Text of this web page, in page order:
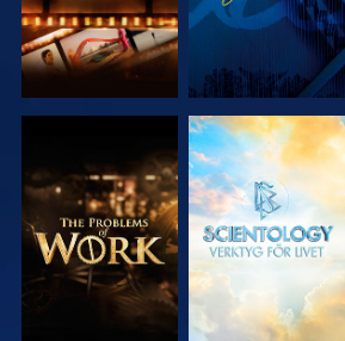
UTFORSKA
SERIEN
UTFORSKA
SERIEN